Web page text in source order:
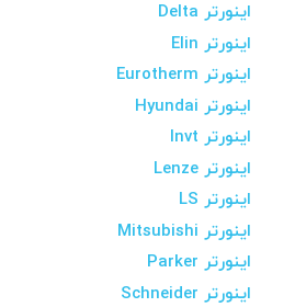
اینورتر Delta
اینورتر Elin
اینورتر Eurotherm
اینورتر Hyundai
اینورتر Invt
اینورتر Lenze
اینورتر LS
اینورتر Mitsubishi
اینورتر Parker
اینورتر Schneider